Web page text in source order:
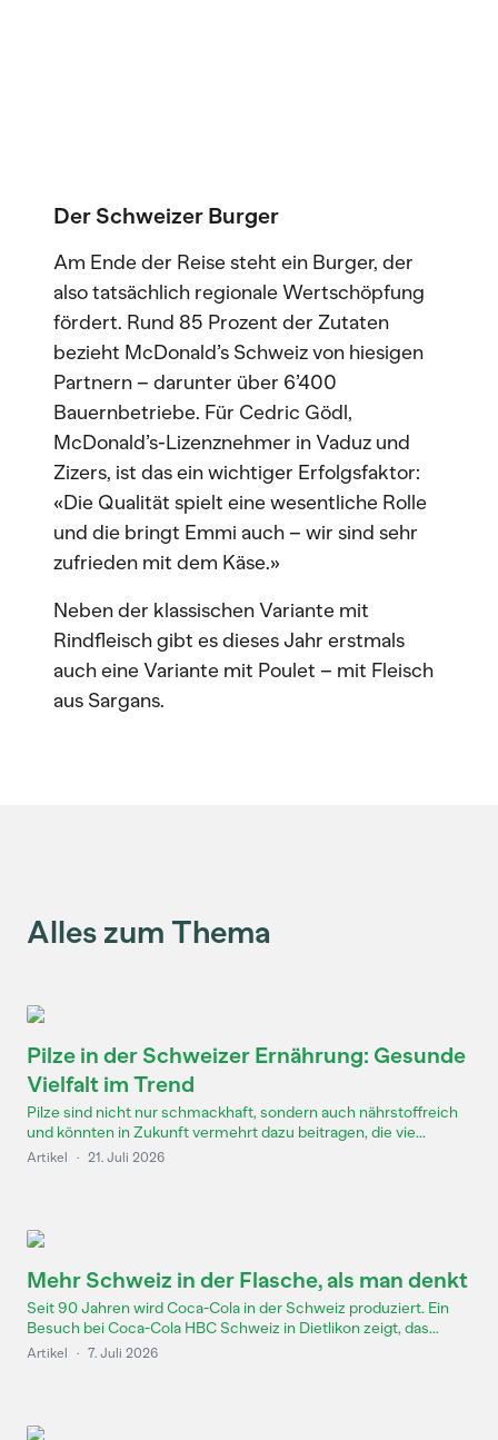
Der Schweizer Burger
Am Ende der Reise steht ein Burger, der
also tatsächlich regionale Wertschöpfung
fördert. Rund 85 Prozent der Zutaten
bezieht McDonald’s Schweiz von hiesigen
Partnern – darunter über 6’400
Bauernbetriebe. Für Cedric Gödl,
McDonald’s-Lizenznehmer in Vaduz und
Zizers, ist das ein wichtiger Erfolgsfaktor:
«Die Qualität spielt eine wesentliche Rolle
und die bringt Emmi auch – wir sind sehr
zufrieden mit dem Käse.»
Neben der klassischen Variante mit
Rindfleisch gibt es dieses Jahr erstmals
auch eine Variante mit Poulet – mit Fleisch
aus Sargans.
Alles zum Thema
Pilze in der Schweizer Ernährung: Gesunde
Vielfalt im Trend
Pilze sind nicht nur schmackhaft, sondern auch nährstoffreich
und könnten in Zukunft vermehrt dazu beitragen, die vie...
Artikel · 21. Juli 2026
Mehr Schweiz in der Flasche, als man denkt
Seit 90 Jahren wird Coca-Cola in der Schweiz produziert. Ein
Besuch bei Coca-Cola HBC Schweiz in Dietlikon zeigt, das...
Artikel · 7. Juli 2026